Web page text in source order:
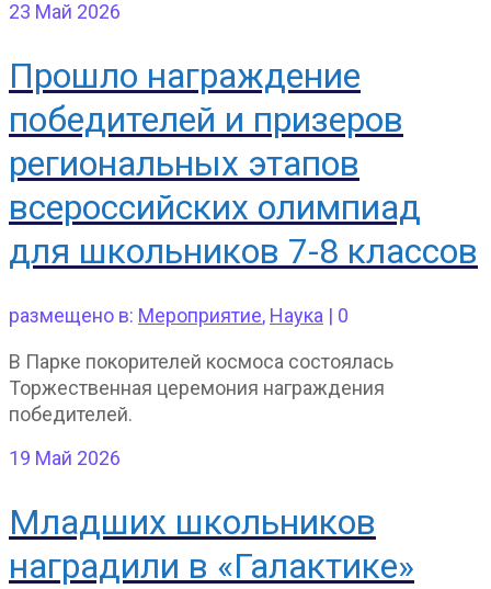
23 Май 2026
Прошло награждение
победителей и призеров
региональных этапов
всероссийских олимпиад
для школьников 7-8 классов
размещено в: Мероприятие, Наука | 0
В Парке покорителей космоса состоялась
Торжественная церемония награждения
победителей.
19 Май 2026
Младших школьников
наградили в «Галактике»